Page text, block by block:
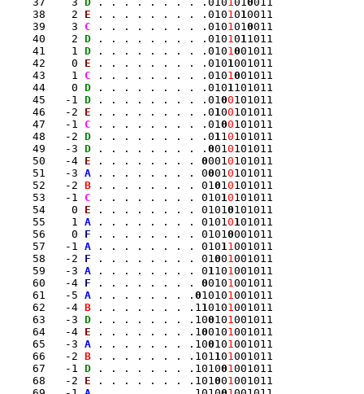
    38    2
E . . . . . . . . .0101 010011
    39    3
C . . . . . . . . .0101 01 0011
    40    2
D . . . . . . . . .0101 01 1011
    41    1
D . . . . . . . . .0101 001011
    42    0
E . . . . . . . . .0101001011
    43    1
C . . . . . . . . .0101 001011
    44    0
D . . . . . . . . .0101 101011
    45   -1
D . . . . . . . . .01 00101011
    46   -2
E . . . . . . . . .0100101011
    47   -1
C . . . . . . . . .01 00101011
    48   -2
D . . . . . . . . .01 1 0101011
    49   -3
D . . . . . . . . . 001 0101011
    50   -4
E . . . . . . . . 0001 0101011
    51   -3
A . . . . . . . . 0001 0101011
    52   -2
B . . . . . . . . 01 01 0101011
    53   -1
C . . . . . . . . 01010101011
    54    0
E . . . . . . . . 0101 0101011
    55    1
A . . . . . . . . 0101 0101011
    56    0
F . . . . . . . . 0101 0001011
    57   -1
A . . . . . . . . 0101 1 001011
    58   -2
F . . . . . . . . 01 001 001011
    59   -3
A . . . . . . . . 01 101 001011
    60   -4
F . . . . . . . . 00101 001011
    61   -5
A . . . . . . . . 010101 001011
    62   -4
B . . . . . . . .1 10101 001011
    63   -3
D . . . . . . . .100101 001011
    64   -4
E . . . . . . . .1 00101 001011
    65   -3
A . . . . . . . .100101 001011
    66   -2
B . . . . . . . .101 101 001011
    67   -1
D . . . . . . . .101001 001011
    68   -2
E . . . . . . . .101 001 001011